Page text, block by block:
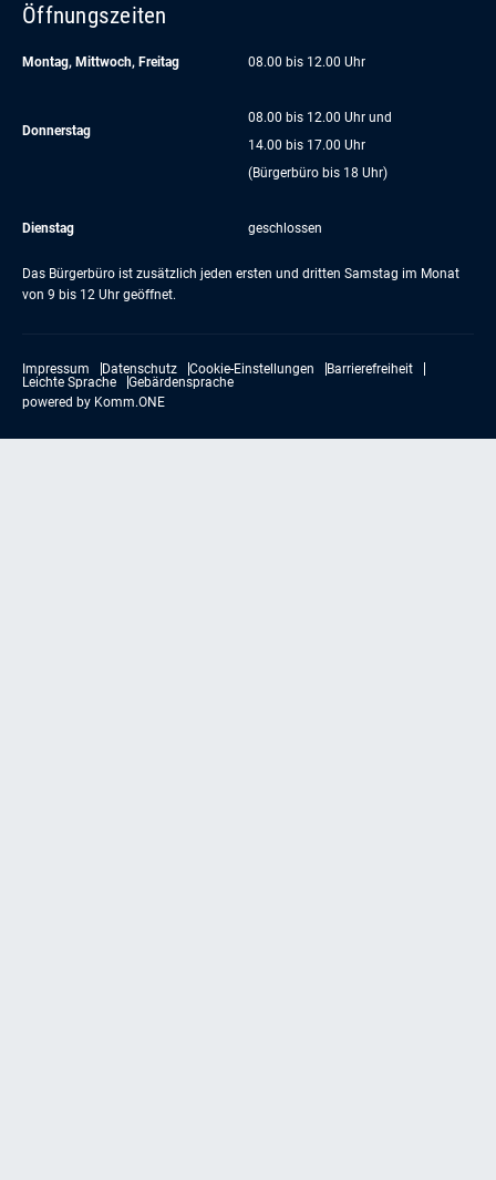
Öffnungszeiten
Montag, Mittwoch, Freitag 08.00 bis 12.00 Uhr
Donnerstag
08.00 bis 12.00 Uhr und
14.00 bis 17.00 Uhr
(Bürgerbüro bis 18 Uhr)
Dienstag geschlossen
Das Bürgerbüro ist zusätzlich jeden ersten und dritten Samstag im Monat
von 9 bis 12 Uhr geöffnet.
Impressum Datenschutz Cookie-Einstellungen
Barrierefreiheit
Leichte Sprache
Gebärdensprache
powered by Komm.ONE